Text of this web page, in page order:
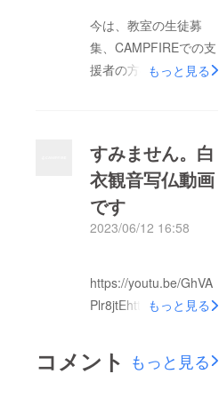
描きにならないよう
に、ゆっくりと楽しみ
ながら、色を付けて行
きます。塗った色が乾
う。支援者して頂ける
方を募っていますの
で、是非ご支援よろし
くお願い申し上げま
す
今は、教室の生徒募
集、CAMPFIREでの支
援者の方のアップのた
んとか支援を頂きた
く、なぜ支援に至らな
いのか、閲覧した方々
からのアドバイスを頂
どを、リクエスト頂け
れば、検討させて頂き
いたします
もっと見る
すみません。白
衣観音写仏動画
です
2023/06/12 16:58
https://youtu.be/GhVA
Plr8jtEhttps://youtu.be/
して、YouTubeの赤い
マークを、押してくだ
もっと見る
コメント もっと見る